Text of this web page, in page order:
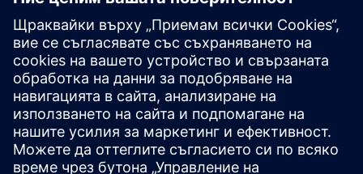
Разгледайте ресурси и
свързани продукти
Предпоставки